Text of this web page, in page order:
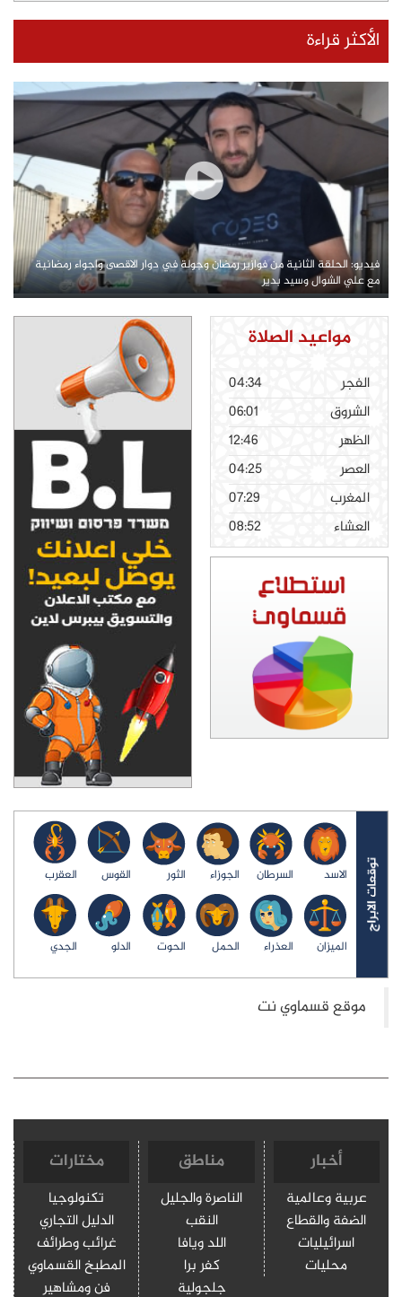
الأكثر قراءة
فيديو: الحلقة الثانية من فوازير رمضان وجولة في دوار الاقصى واجواء رمضانية
مع علي الشوال وسيد بدير
مواعيد الصلاة
الفجر
04:34
الشروق
06:01
الظهر
12:46
العصر
04:25
المغرب
07:29
العشاء
08:52
الاسد السرطان الجوزاء الثور القوس العقرب
الميزان العذراء الحمل الحوت الدلو الجدي
أخبار
عربية وعالمية
الضفة والقطاع
اسرائيليات
محليات
مناطق
الناصرة والجليل
النقب
اللد ويافا
كفر برا
جلجولية
مختارات
تكنولوجيا
الدليل التجاري
غرائب وطرائف
المطبخ القسماوي
فن ومشاهير